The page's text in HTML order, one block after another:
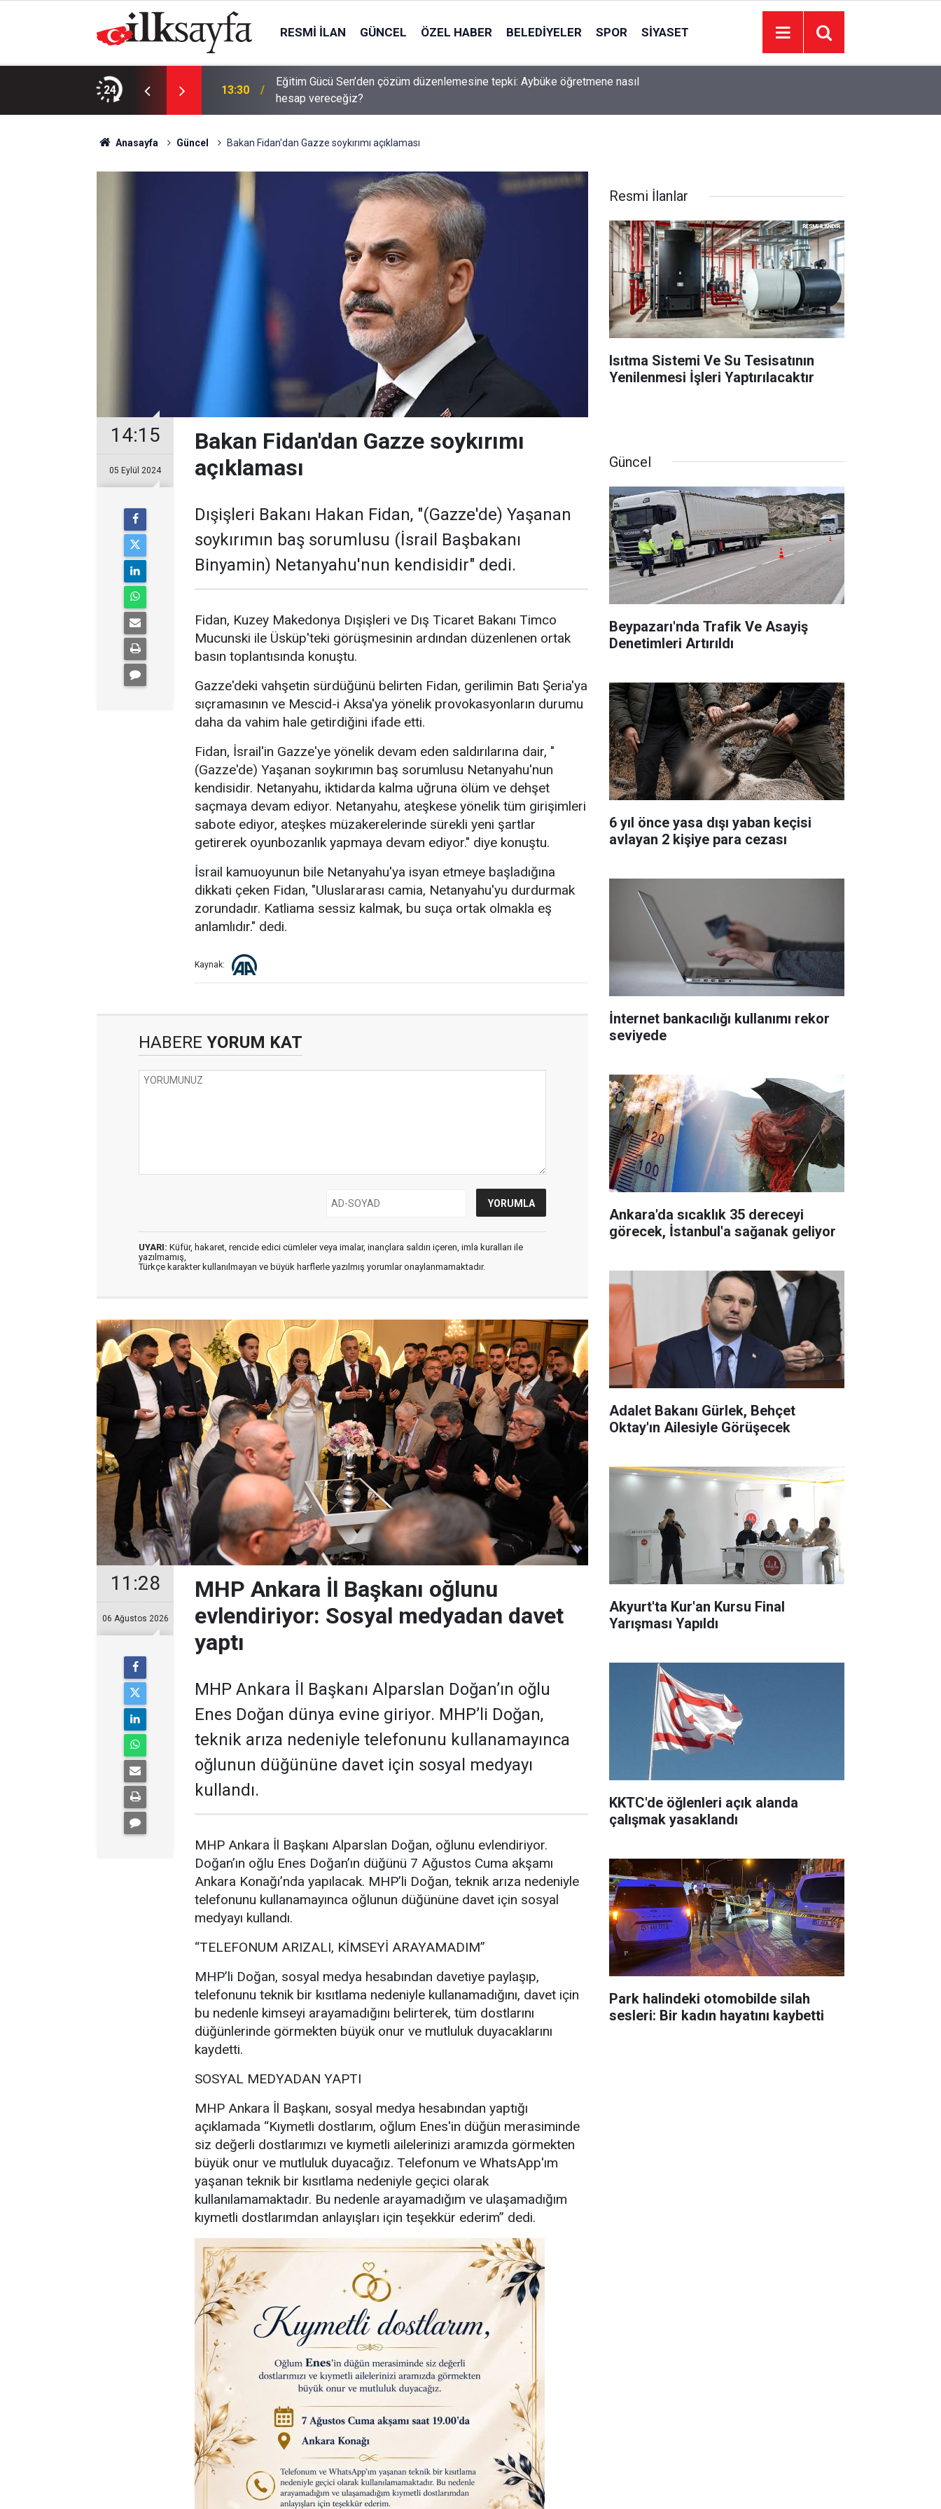
RESMI İLAN GÜNCEL ÖZEL HABER BELEDIYELER SPOR SIYASET
24 13:30
Eğitim Gücü Sen’den çözüm düzenlemesine tepki: Aybüke öğretmene nasıl
hesap vereceğiz?
Anasayfa Güncel Bakan Fidan'dan Gazze soykırımı açıklaması
14:15
05 Eylül 2024
Bakan Fidan'dan Gazze soykırımı
açıklaması
Dışişleri Bakanı Hakan Fidan, "(Gazze'de) Yaşanan
soykırımın baş sorumlusu (İsrail Başbakanı
Binyamin) Netanyahu'nun kendisidir" dedi.
Fidan, Kuzey Makedonya Dışişleri ve Dış Ticaret Bakanı Timco
Mucunski ile Üsküp'teki görüşmesinin ardından düzenlenen ortak
basın toplantısında konuştu.
Gazze'deki vahşetin sürdüğünü belirten Fidan, gerilimin Batı Şeria'ya
sıçramasının ve Mescid-i Aksa'ya yönelik provokasyonların durumu
daha da vahim hale getirdiğini ifade etti.
Fidan, İsrail'in Gazze'ye yönelik devam eden saldırılarına dair, "
(Gazze'de) Yaşanan soykırımın baş sorumlusu Netanyahu'nun
kendisidir. Netanyahu, iktidarda kalma uğruna ölüm ve dehşet
saçmaya devam ediyor. Netanyahu, ateşkese yönelik tüm girişimleri
sabote ediyor, ateşkes müzakerelerinde sürekli yeni şartlar
getirerek oyunbozanlık yapmaya devam ediyor." diye konuştu.
İsrail kamuoyunun bile Netanyahu'ya isyan etmeye başladığına
dikkati çeken Fidan, "Uluslararası camia, Netanyahu'yu durdurmak
zorundadır. Katliama sessiz kalmak, bu suça ortak olmakla eş
anlamlıdır." dedi.
Kaynak:
HABERE YORUM KAT
UYARI: Küfür, hakaret, rencide edici cümleler veya imalar, inançlara saldırı içeren, imla kuralları ile
yazılmamış,
Türkçe karakter kullanılmayan ve büyük harflerle yazılmış yorumlar onaylanmamaktadır.
11:28
06 Ağustos 2026
MHP Ankara İl Başkanı oğlunu
evlendiriyor: Sosyal medyadan davet
yaptı
MHP Ankara İl Başkanı Alparslan Doğan’ın oğlu
Enes Doğan dünya evine giriyor. MHP’li Doğan,
teknik arıza nedeniyle telefonunu kullanamayınca
oğlunun düğününe davet için sosyal medyayı
kullandı.
MHP Ankara İl Başkanı Alparslan Doğan, oğlunu evlendiriyor.
Doğan’ın oğlu Enes Doğan’ın düğünü 7 Ağustos Cuma akşamı
Ankara Konağı’nda yapılacak. MHP’li Doğan, teknik arıza nedeniyle
telefonunu kullanamayınca oğlunun düğününe davet için sosyal
medyayı kullandı.
“TELEFONUM ARIZALI, KİMSEYİ ARAYAMADIM”
MHP’li Doğan, sosyal medya hesabından davetiye paylaşıp,
telefonunu teknik bir kısıtlama nedeniyle kullanamadığını, davet için
bu nedenle kimseyi arayamadığını belirterek, tüm dostlarını
düğünlerinde görmekten büyük onur ve mutluluk duyacaklarını
kaydetti.
SOSYAL MEDYADAN YAPTI
MHP Ankara İl Başkanı, sosyal medya hesabından yaptığı
açıklamada “Kıymetli dostlarım, oğlum Enes'in düğün merasiminde
siz değerli dostlarımızı ve kıymetli ailelerinizi aramızda görmekten
büyük onur ve mutluluk duyacağız. Telefonum ve WhatsApp'ım
yaşanan teknik bir kısıtlama nedeniyle geçici olarak
kullanılamamaktadır. Bu nedenle arayamadığım ve ulaşamadığım
kıymetli dostlarımdan anlayışları için teşekkür ederim” dedi.
Resmi İlanlar
Isıtma Sistemi Ve Su Tesisatının
Yenilenmesi İşleri Yaptırılacaktır
Güncel
Beypazarı'nda Trafik Ve Asayiş
Denetimleri Artırıldı
6 yıl önce yasa dışı yaban keçisi
avlayan 2 kişiye para cezası
İnternet bankacılığı kullanımı rekor
seviyede
Ankara'da sıcaklık 35 dereceyi
görecek, İstanbul'a sağanak geliyor
Adalet Bakanı Gürlek, Behçet
Oktay'ın Ailesiyle Görüşecek
Akyurt'ta Kur'an Kursu Final
Yarışması Yapıldı
KKTC'de öğlenleri açık alanda
çalışmak yasaklandı
Park halindeki otomobilde silah
sesleri: Bir kadın hayatını kaybetti